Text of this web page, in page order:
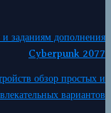
заданиям дополнения
Cyberpunk 2077
обзор простых и
вариантов